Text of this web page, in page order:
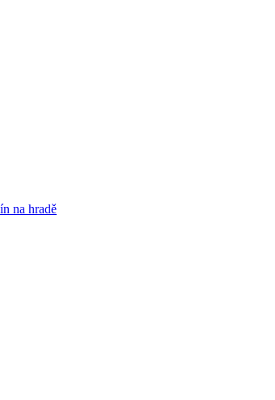
na hradě